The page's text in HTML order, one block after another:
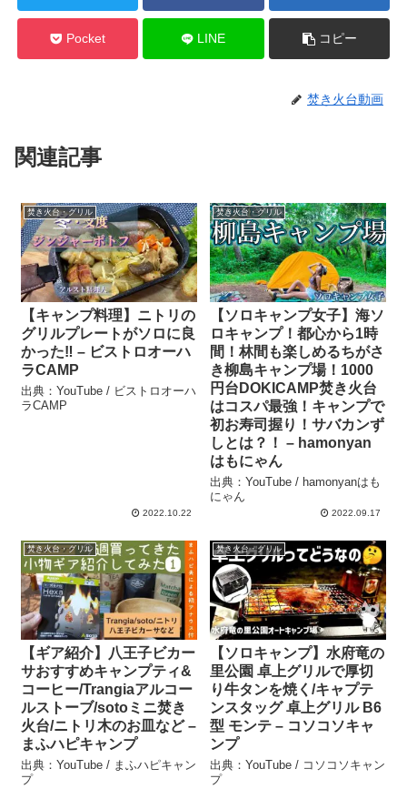
Pocket LINE コピー
焚き火台動画
関連記事
焚き火台・グリル
【キャンプ料理】ニトリの
グリルプレートがソロに良
かった‼︎ – ビストロオーハ
ラCAMP
出典：YouTube / ビストロオーハ
ラCAMP
2022.10.22
焚き火台・グリル
【ソロキャンプ女子】海ソ
ロキャンプ！都心から1時
間！林間も楽しめるちがさ
き柳島キャンプ場！1000
円台DOKICAMP焚き火台
はコスパ最強！キャンプで
初お寿司握り！サバカンず
しとは？！ – hamonyan
はもにゃん
出典：YouTube / hamonyanはも
にゃん
2022.09.17
焚き火台・グリル
【ギア紹介】八王子ビカー
サおすすめキャンプティ&
コーヒー/Trangiaアルコー
ルストーブ/sotoミニ焚き
火台/ニトリ木のお皿など –
まふハピキャンプ
出典：YouTube / まふハピキャン
プ
焚き火台・グリル
【ソロキャンプ】水府竜の
里公園 卓上グリルで厚切
り牛タンを焼く/キャプテ
ンスタッグ 卓上グリル B6
型 モンテ – コソコソキャ
ンプ
出典：YouTube / コソコソキャン
プ